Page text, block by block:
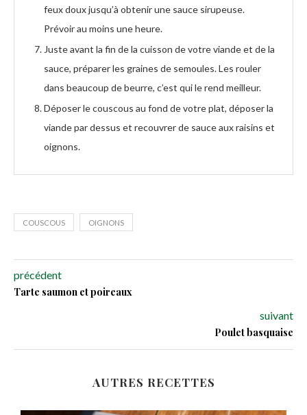
feux doux jusqu’à obtenir une sauce sirupeuse.
Prévoir au moins une heure.
Juste avant la fin de la cuisson de votre viande et de la
sauce, préparer les graines de semoules. Les rouler
dans beaucoup de beurre, c’est qui le rend meilleur.
Déposer le couscous au fond de votre plat, déposer la
viande par dessus et recouvrer de sauce aux raisins et
oignons.
COUSCOUS OIGNONS
précédent
Tarte saumon et poireaux
suivant
Poulet basquaise
AUTRES RECETTES